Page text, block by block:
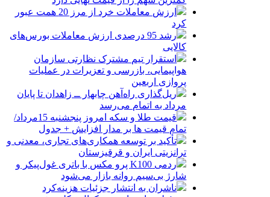
ارزش معاملات خرد از مرز 20 همت عبور
کرد
رشد 95 درصدی ارزش معاملات بورس‌های
کالایی
استقرار تیم مشترک نظارتی سازمان
هواپیمایی، بازرسی و تعزیرات در عملیات
پروازی اربعین
ریل‌گذاری راه‌آهن چابهار ــ زاهدان تا پایان
مرداد به اتمام می‌رسد
قیمت طلا و سکه امروز پنجشنبه 15مرداد/
تمام قیمت ها بر مدار افزایش + جدول
تأکید بر توسعه همکاری‌های تجاری، معدنی و
ترانزیتی ایران و قرقیزستان
ردمی K100 پرو مکس با باتری غول‌پیکر و
شارژ بی‌سیم روانه بازار می‌شود
ناشران به انتشار جزئیات هزینه‌کرد